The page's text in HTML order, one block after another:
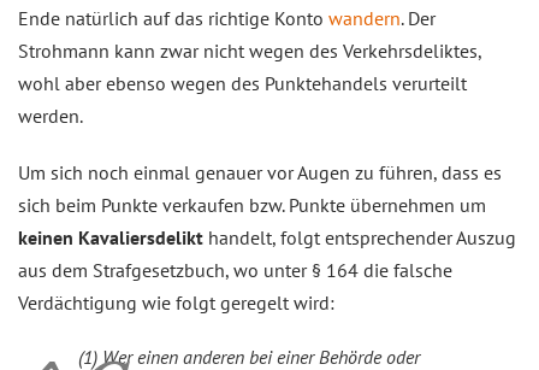
Ende natürlich auf das richtige Konto wandern. Der
Strohmann kann zwar nicht wegen des Verkehrsdeliktes,
wohl aber ebenso wegen des Punktehandels verurteilt
werden.
Um sich noch einmal genauer vor Augen zu führen, dass es
sich beim Punkte verkaufen bzw. Punkte übernehmen um
keinen Kavaliersdelikt handelt, folgt entsprechender Auszug
aus dem Strafgesetzbuch, wo unter § 164 die falsche
Verdächtigung wie folgt geregelt wird:
(1) Wer einen anderen bei einer Behörde oder